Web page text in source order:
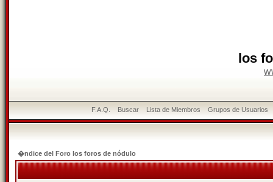
los
F.A.Q. Buscar Lista de Miembros Grupos de Usuarios
�ndice del Foro los foros de nódulo